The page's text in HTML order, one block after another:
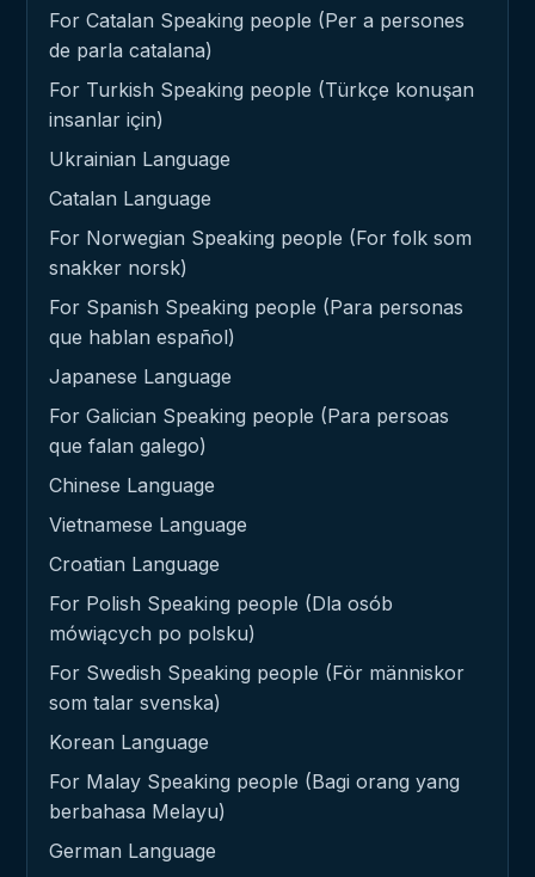
For Catalan Speaking people (Per a persones
de parla catalana)
For Turkish Speaking people (Türkçe konuşan
insanlar için)
Ukrainian Language
Catalan Language
For Norwegian Speaking people (For folk som
snakker norsk)
For Spanish Speaking people (Para personas
que hablan español)
Japanese Language
For Galician Speaking people (Para persoas
que falan galego)
Chinese Language
Vietnamese Language
Croatian Language
For Polish Speaking people (Dla osób
mówiących po polsku)
For Swedish Speaking people (För människor
som talar svenska)
Korean Language
For Malay Speaking people (Bagi orang yang
berbahasa Melayu)
German Language